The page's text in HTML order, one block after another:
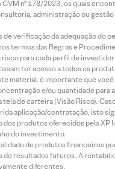
CVM nº 178/2023, os quais
administração ou
de verificação da adequação do
termos das Regras e
risco para cada perfil de
ter acesso a todos os
material, é importante que
e/ou quantidade para
tela de carteira (Visão Risco).
aplicação/contratação, isto
dos produtos oferecidos pela XP
do investimento.
de produtos financeiros
de resultados futuros. A
diferentes.